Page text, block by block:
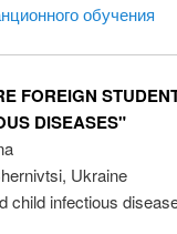
обучения
FOREIGN
DISEASES"
Ukraine
child infectious